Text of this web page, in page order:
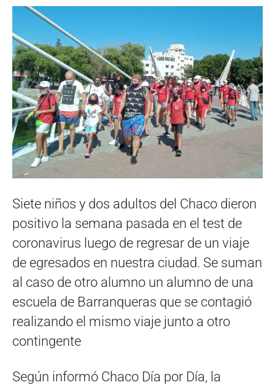
Siete niños y dos adultos del Chaco dieron
positivo la semana pasada en el test de
coronavirus luego de regresar de un viaje
de egresados en nuestra ciudad. Se suman
al caso de otro alumno un alumno de una
escuela de Barranqueras que se contagió
realizando el mismo viaje junto a otro
contingente
Según informó Chaco Día por Día, la